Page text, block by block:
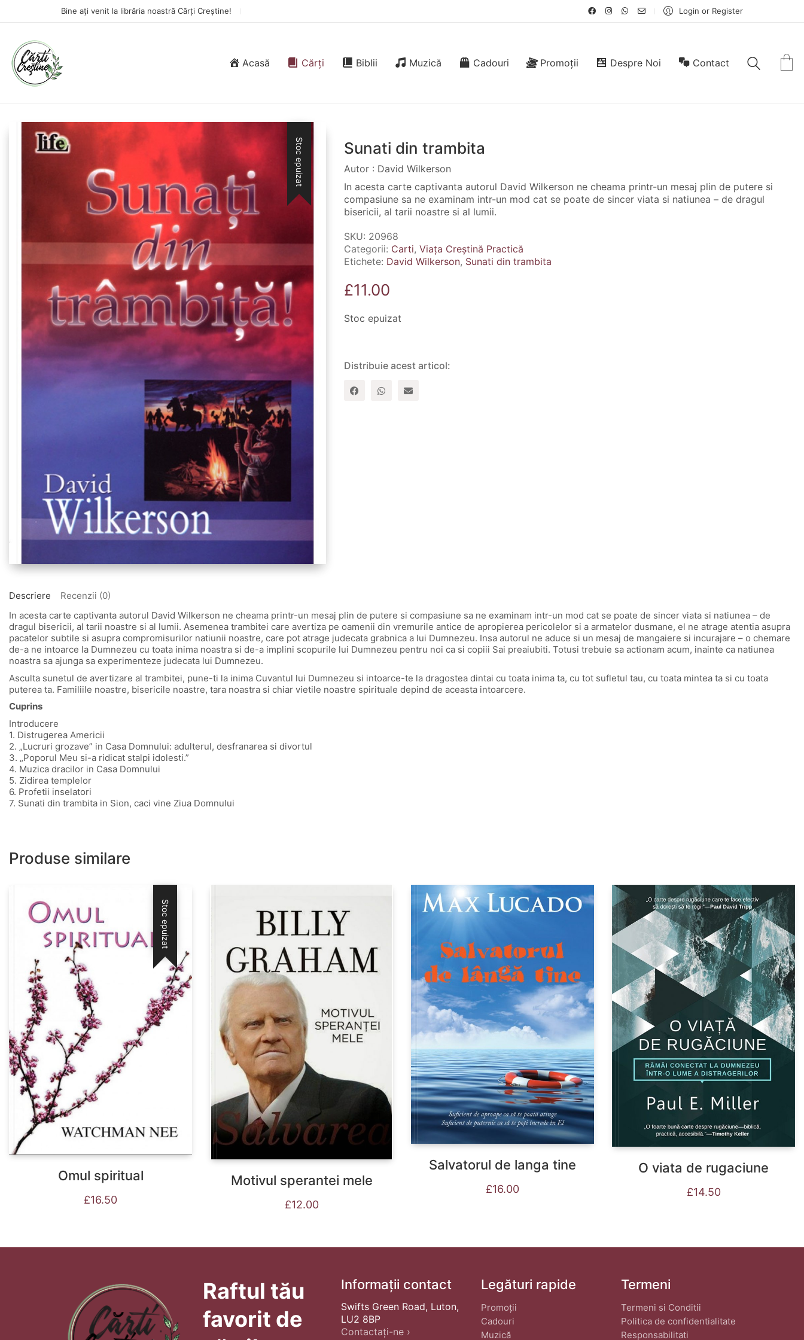
Bine ați venit la librăria noastră Cărți Creștine! Login or Register
Acasă Cărți Biblii Muzică Cadouri Promoții Despre Noi Contact
Stoc epuizat Sunati din trambita
Autor : David Wilkerson
In acesta carte captivanta autorul David Wilkerson ne cheama printr-un mesaj plin de putere si
compasiune sa ne examinam intr-un mod cat se poate de sincer viata si natiunea – de dragul
bisericii, al tarii noastre si al lumii.
SKU: 20968
Categorii: Carti, Viața Creștină Practică
Etichete: David Wilkerson, Sunati din trambita
£11.00
Stoc epuizat
Distribuie acest articol:
Descriere
Recenzii (0)
In acesta carte captivanta autorul David Wilkerson ne cheama printr-un mesaj plin de putere si compasiune sa ne examinam intr-un mod cat se poate de sincer viata si natiunea – de
dragul bisericii, al tarii noastre si al lumii. Asemenea trambitei care avertiza pe oamenii din vremurile antice de apropierea pericolelor si a armatelor dusmane, el ne atrage atentia asupra
pacatelor subtile si asupra compromisurilor natiunii noastre, care pot atrage judecata grabnica a lui Dumnezeu. Insa autorul ne aduce si un mesaj de mangaiere si incurajare – o chemare
de-a ne intoarce la Dumnezeu cu toata inima noastra si de-a implini scopurile lui Dumnezeu pentru noi ca si copiii Sai preaiubiti. Totusi trebuie sa actionam acum, inainte ca natiunea
noastra sa ajunga sa experimenteze judecata lui Dumnezeu.
Asculta sunetul de avertizare al trambitei, pune-ti la inima Cuvantul lui Dumnezeu si intoarce-te la dragostea dintai cu toata inima ta, cu tot sufletul tau, cu toata mintea ta si cu toata
puterea ta. Familiile noastre, bisericile noastre, tara noastra si chiar vietile noastre spirituale depind de aceasta intoarcere.
Cuprins
Introducere
1. Distrugerea Americii
2. „Lucruri grozave” in Casa Domnului: adulterul, desfranarea si divortul
3. „Poporul Meu si-a ridicat stalpi idolesti.”
4. Muzica dracilor in Casa Domnului
5. Zidirea templelor
6. Profetii inselatori
7. Sunati din trambita in Sion, caci vine Ziua Domnului
Produse similare
Stoc epuizat
Omul spiritual
£16.50
Motivul sperantei mele
£12.00
Salvatorul de langa tine
£16.00
O viata de rugaciune
£14.50
Raftul tău
favorit de
Informații contact
Swifts Green Road, Luton,
LU2 8BP
Contactați-ne ›
Legături rapide
Promoții
Cadouri
Muzică
Termeni
Termeni si Conditii
Politica de confidentialitate
Responsabilitati